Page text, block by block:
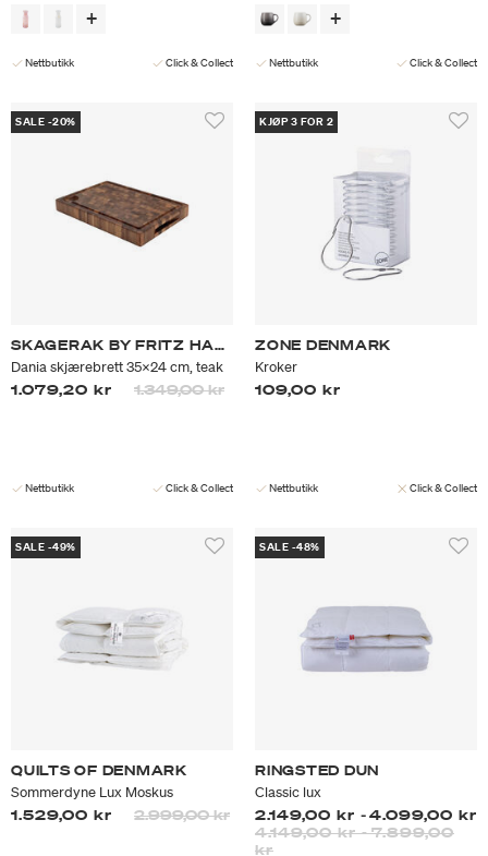
Nettbutikk Click & Collect Nettbutikk Click & Collect
SALE -20%
SKAGERAK BY FRITZ HANSEN
Dania skjærebrett 35x24 cm, teak
1.079,20 kr
Prisen er nedsatt fra
1.349,00 krtil
Nettbutikk Click & Collect
KJØP 3 FOR 2
ZONE DENMARK
Kroker
109,00 kr
Nettbutikk Click & Collect
SALE -49%
QUILTS OF DENMARK
Sommerdyne Lux Moskus
1.529,00 kr
Prisen er nedsatt fra
2.999,00 krtil
SALE -48%
RINGSTED DUN
Classic lux
2.149,00 kr -4.099,00 kr
4.149,00 kr-7.899,00
kr